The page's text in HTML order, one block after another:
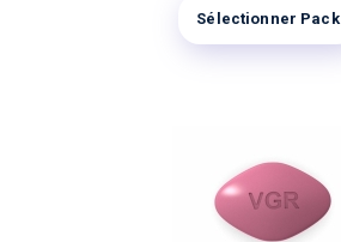
Sélectionner Pack